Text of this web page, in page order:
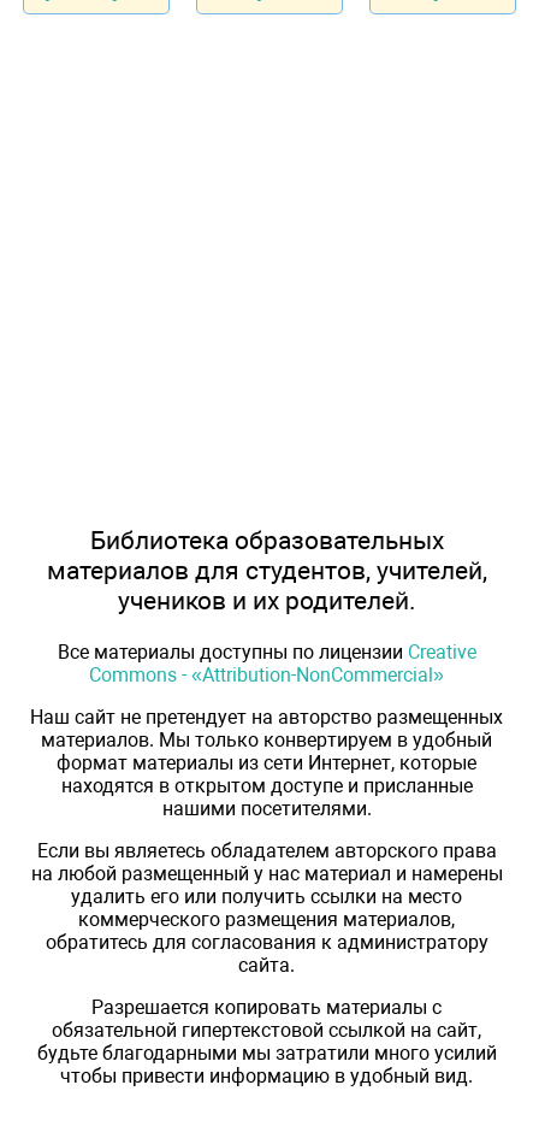
Библиотека образовательных
материалов для студентов, учителей,
учеников и их родителей.
Все материалы доступны по лицензии Creative
Commons - «Attribution-NonCommercial»
Наш сайт не претендует на авторство размещенных
материалов. Мы только конвертируем в удобный
формат материалы из сети Интернет, которые
находятся в открытом доступе и присланные
нашими посетителями.
Если вы являетесь обладателем авторского права
на любой размещенный у нас материал и намерены
удалить его или получить ссылки на место
коммерческого размещения материалов,
обратитесь для согласования к администратору
сайта.
Разрешается копировать материалы с
обязательной гипертекстовой ссылкой на сайт,
будьте благодарными мы затратили много усилий
чтобы привести информацию в удобный вид.